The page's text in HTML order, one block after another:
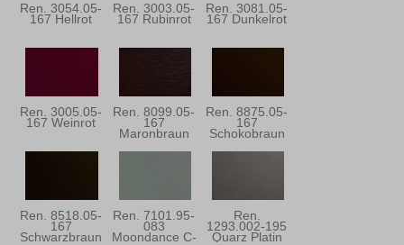
Ren. 3054.05-
167 Hellrot
Ren. 3003.05-
167 Rubinrot
Ren. 3081.05-
167 Dunkelrot
Ren. 3005.05-
167 Weinrot
Ren. 8099.05-
167
Maronbraun
Ren. 8875.05-
167
Schokobraun
Ren. 8518.05-
167
Schwarzbraun
Ren. 7101.95-
083
Moondance C-
Ren.
1293.002-195
Quarz Platin